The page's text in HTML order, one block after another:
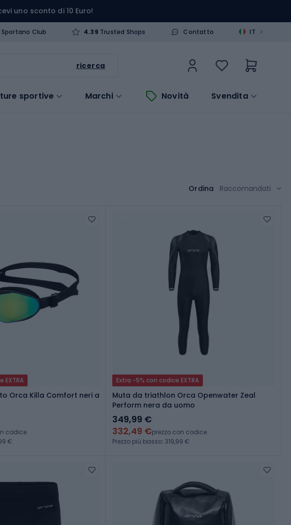
uno sconto di 10 Euro!
Sportano Club 4.39 Trusted Shops Contatto IT >
ricerca
sportive Marchi Novità Svendita
Ordina Raccomandati
EXTRA
Orca Killa Comfort neri a
codice
€
Extra -5% con codice EXTRA
Muta da triathlon Orca Openwater Zeal
Perform nera da uomo
349,99 €
332,49 €prezzo con codice
Prezzo più basso: 319,99 €